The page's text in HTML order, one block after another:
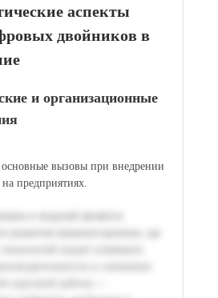
аспекты
двойников в
и организационные
основные вызовы при внедрении
предприятиях.